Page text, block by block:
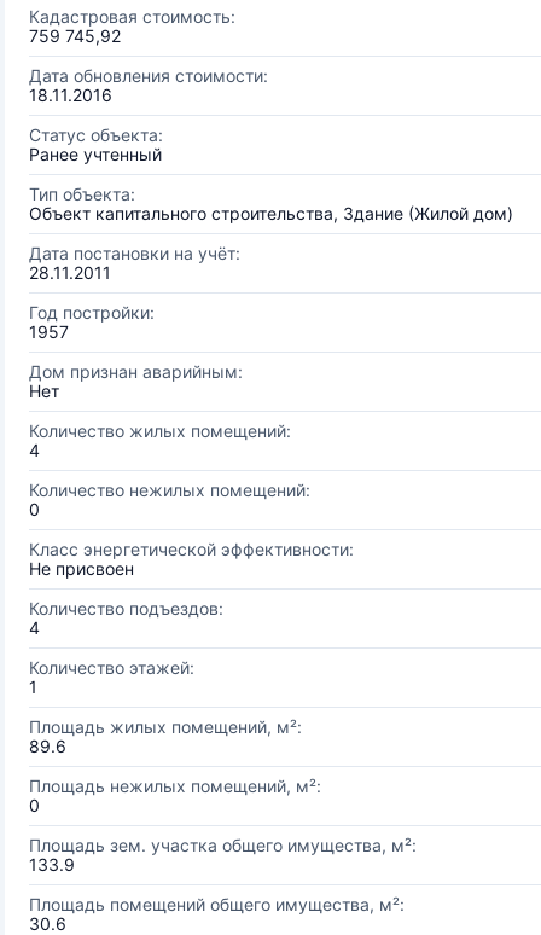
Кадастровая стоимость:
759 745,92
Дата обновления стоимости:
18.11.2016
Статус объекта:
Ранее учтенный
Тип объекта:
Объект капитального строительства, Здание (Жилой дом)
Дата постановки на учёт:
28.11.2011
Год постройки:
1957
Дом признан аварийным:
Нет
Количество жилых помещений:
4
Количество нежилых помещений:
0
Класс энергетической эффективности:
Не присвоен
Количество подъездов:
4
Количество этажей:
1
Площадь жилых помещений, м²:
89.6
Площадь нежилых помещений, м²:
0
Площадь зем. участка общего имущества, м²:
133.9
Площадь помещений общего имущества, м²:
30.6